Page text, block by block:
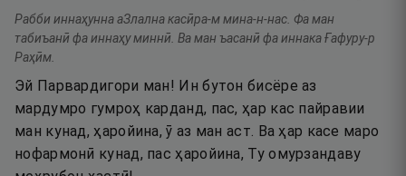
Рабби иннаҳунна аЗлална касӣра-м мина-н-нас. Фа ман
табиъанӣ фа иннаҳу миннӣ. Ва ман ъасанӣ фа иннака Ғафуру-р
Раҳӣм.
Эй Парвардигори ман! Ин бутон бисёре аз
мардумро гумроҳ карданд, пас, ҳар кас пайравии
ман кунад, ҳаройина, ӯ аз ман аст. Ва ҳар касе маро
нофармонӣ кунад, пас ҳаройина, Ту омурзандаву